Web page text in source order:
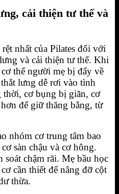
cải thiện tư thế và
nhất của Pilates đối với
và cải thiện tư thế. Khi
thể người mẹ bị đẩy về
lưng dễ rơi vào tình
cơ bụng bị giãn, cơ
để giữ thăng bằng, từ
nhóm cơ trung tâm bao
sàn chậu và cơ hông.
soát chậm rãi. Mẹ bầu học
cần thiết để nâng đỡ cột
thừa.